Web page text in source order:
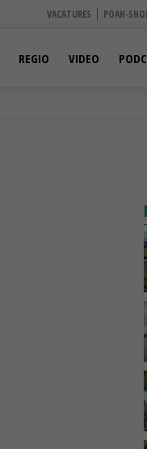
VACATURES POAH-
REGIO VIDEO